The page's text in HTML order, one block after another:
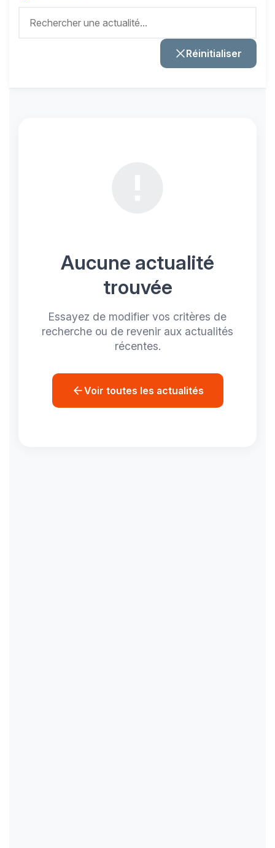
Réinitialiser
Aucune actualité
trouvée
Essayez de modifier vos critères de
recherche ou de revenir aux actualités
récentes.
Voir toutes les actualités